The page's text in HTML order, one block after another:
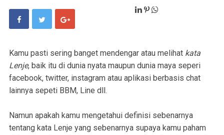
Kamu pasti sering banget mendengar atau melihat kata
Lenje, baik itu di dunia nyata maupun dunia maya seperi
facebook, twitter, instagram atau aplikasi berbasis chat
lainnya sepeti BBM, Line dll.
Namun apakah kamu mengetahui definisi sebenarnya
tentang kata Lenje yang sebenarnya supaya kamu paham